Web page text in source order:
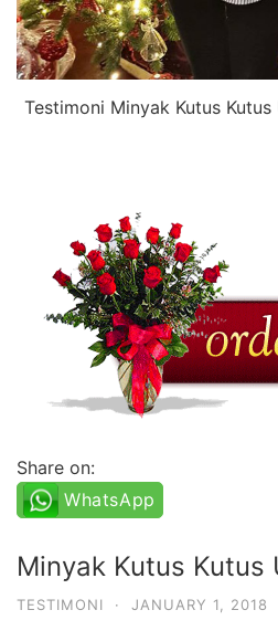
Testimoni Minyak Kutus
Share on:
WhatsApp
Minyak Kutus Kutus
TESTIMONI · JANUARY 1, 2018